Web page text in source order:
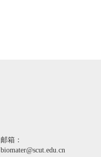
邮箱：
biomater@scut.edu.cn